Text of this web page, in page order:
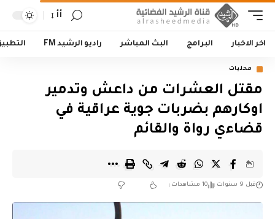
أأ
اخر الاخبار البرامج البث المباشر راديو الرشيد FM
محليات
مقتل العشرات من داعش وتدمير
اوكارهم بضربات جوية عراقية في
قضاءي رواة والقائم
قبل 9 سنوات 10 مشاهدات